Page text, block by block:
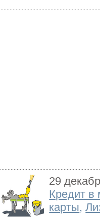
29
Кредит в
карты,